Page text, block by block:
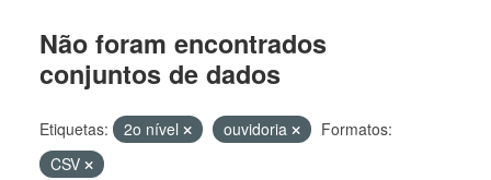
Não foram encontrados
conjuntos de dados
Etiquetas: 2o nível ouvidoria
Formatos:
CSV